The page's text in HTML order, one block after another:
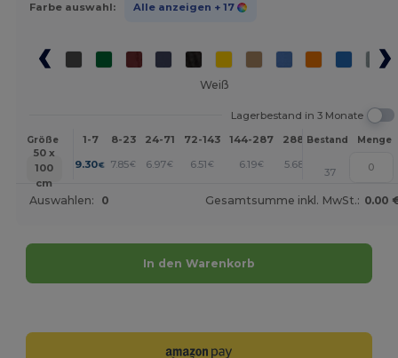
Farbe auswahl: Alle anzeigen + 17
Weiß
Lagerbestand in 3 Monate
Größe 1-7 8-23 24-71 72-143 144-287 288 + Mehr
Bestand Menge
50 x
100
cm
9.30€ 7.85€ 6.97€ 6.51€ 6.19€ 5.68 +
37
Auswahlen: 0 Gesamtsumme inkl. MwSt.: 0.00
In den Warenkorb